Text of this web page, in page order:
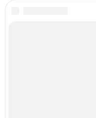
Категории: